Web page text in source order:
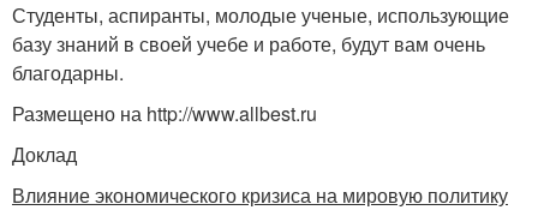
Студенты, аспиранты, молодые ученые, использующие
базу знаний в своей учебе и работе, будут вам очень
благодарны.
Размещено на http://www.allbest.ru
Доклад
Влияние экономического кризиса на мировую политику